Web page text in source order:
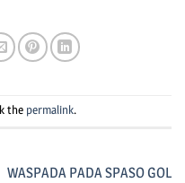
the permalink.
WASPADA PADA SPASO GOL